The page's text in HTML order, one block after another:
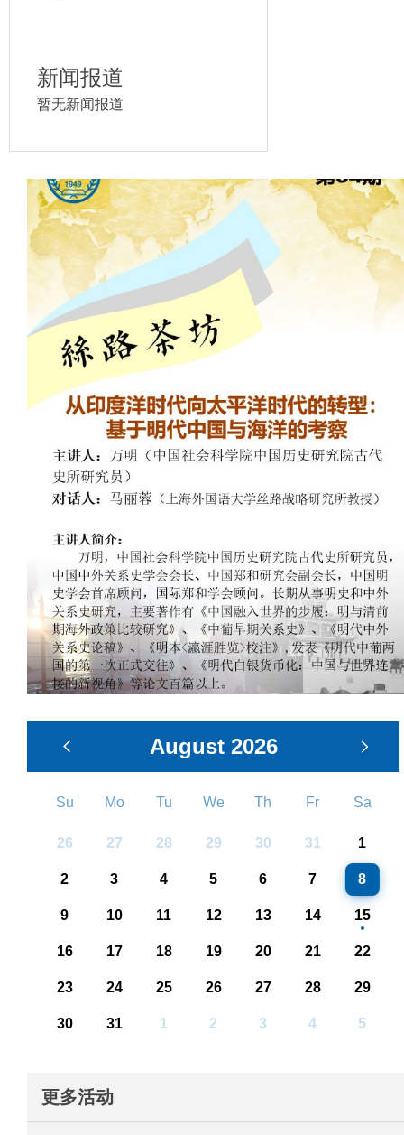
新闻报道
暂无新闻报道
August 2026
Su Mo Tu We Th Fr Sa
26 27 28 29 30 31 1
2 3 4 5 6 7 8
9 10 11 12 13 14 15
16 17 18 19 20 21 22
23 24 25 26 27 28 29
30 31 1 2 3 4 5
更多活动